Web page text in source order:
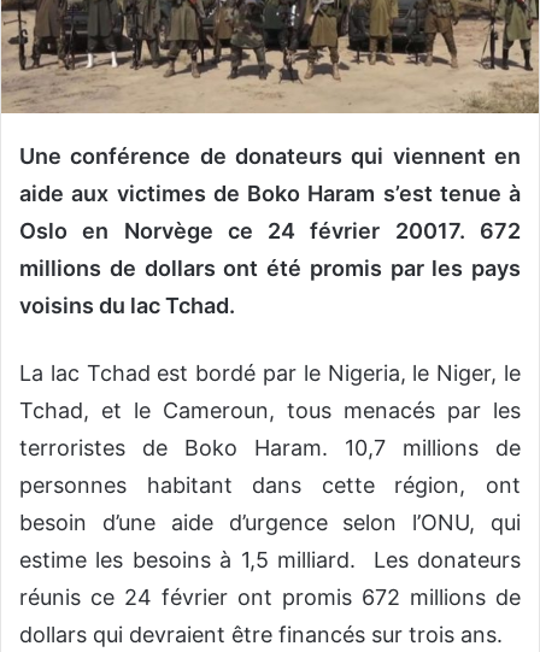
u
n
c
r
e
l
Une conférence de donateurs qui viennent en
aide aux victimes de Boko Haram s’est tenue à
Oslo en Norvège ce 24 février 20017. 672
millions de dollars ont été promis par les pays
voisins du lac Tchad.
La lac Tchad est bordé par le Nigeria, le Niger, le
Tchad, et le Cameroun, tous menacés par les
terroristes de Boko Haram. 10,7 millions de
personnes habitant dans cette région, ont
besoin d’une aide d’urgence selon l’ONU, qui
estime les besoins à 1,5 milliard. Les donateurs
réunis ce 24 février ont promis 672 millions de
dollars qui devraient être financés sur trois ans.